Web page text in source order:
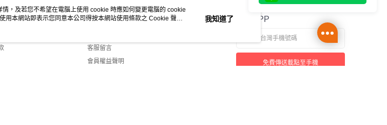
客服資訊
客服留言
會員權益聲明
官方APP
免費傳送載點至手機
，及若您不希望在電腦上使用 cookie 時應如何變更電腦的 cookie
用本網站即表示您同意本公司得按本網站使用條款之 Cookie 聲明
我知道了